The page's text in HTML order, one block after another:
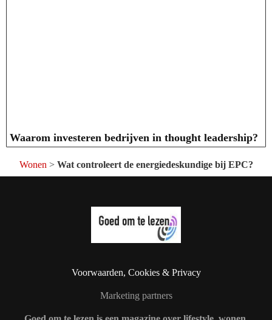
Waarom investeren bedrijven in thought leadership?
Wonen > Wat controleert de energiedeskundige bij EPC?
Voorwaarden, Cookies & Privacy
Marketing partners